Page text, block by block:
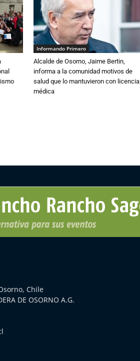
Informando Primero
Alcalde de Osorno, Jaime Bertin,
informa a la comunidad motivos de
salud que lo mantuvieron con licencia
médica
Chile
DE OSORNO A.G.